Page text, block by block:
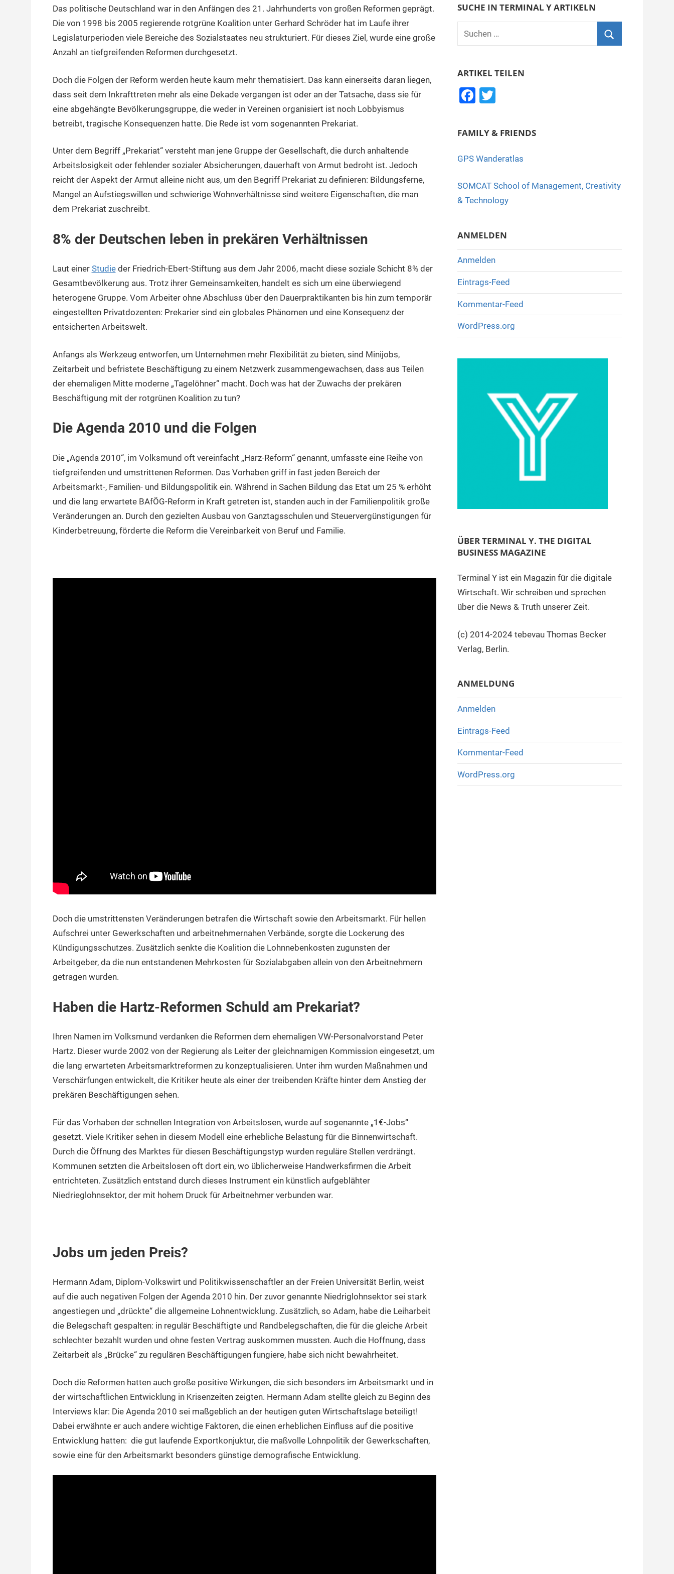
13.
November
2016
terminal-
y
Urbi
et
orbi
Das politische Deutschland war in den Anfängen des 21. Jahrhunderts von großen Reformen geprägt.
Die von 1998 bis 2005 regierende rotgrüne Koalition unter Gerhard Schröder hat im Laufe ihrer
Legislaturperioden viele Bereiche des Sozialstaates neu strukturiert. Für dieses Ziel, wurde eine große
Anzahl an tiefgreifenden Reformen durchgesetzt.
Doch die Folgen der Reform werden heute kaum mehr thematisiert. Das kann einerseits daran liegen,
dass seit dem Inkrafttreten mehr als eine Dekade vergangen ist oder an der Tatsache, dass sie für
eine abgehängte Bevölkerungsgruppe, die weder in Vereinen organisiert ist noch Lobbyismus
betreibt, tragische Konsequenzen hatte. Die Rede ist vom sogenannten Prekariat.
Unter dem Begriff „Prekariat“ versteht man jene Gruppe der Gesellschaft, die durch anhaltende
Arbeitslosigkeit oder fehlender sozialer Absicherungen, dauerhaft von Armut bedroht ist. Jedoch
reicht der Aspekt der Armut alleine nicht aus, um den Begriff Prekariat zu definieren: Bildungsferne,
Mangel an Aufstiegswillen und schwierige Wohnverhältnisse sind weitere Eigenschaften, die man
dem Prekariat zuschreibt.
8% der Deutschen leben in prekären Verhältnissen
Laut einer Studieder Friedrich-Ebert-Stiftung aus dem Jahr 2006, macht diese soziale Schicht 8% der
Gesamtbevölkerung aus. Trotz ihrer Gemeinsamkeiten, handelt es sich um eine überwiegend
heterogene Gruppe. Vom Arbeiter ohne Abschluss über den Dauerpraktikanten bis hin zum temporär
eingestellten Privatdozenten: Prekarier sind ein globales Phänomen und eine Konsequenz der
entsicherten Arbeitswelt.
Anfangs als Werkzeug entworfen, um Unternehmen mehr Flexibilität zu bieten, sind Minijobs,
Zeitarbeit und befristete Beschäftigung zu einem Netzwerk zusammengewachsen, dass aus Teilen
der ehemaligen Mitte moderne „Tagelöhner“ macht. Doch was hat der Zuwachs der prekären
Beschäftigung mit der rotgrünen Koalition zu tun?
Die Agenda 2010 und die Folgen
Die „Agenda 2010“, im Volksmund oft vereinfacht „Harz-Reform“ genannt, umfasste eine Reihe von
tiefgreifenden und umstrittenen Reformen. Das Vorhaben griff in fast jeden Bereich der
Arbeitsmarkt-, Familien- und Bildungspolitik ein. Während in Sachen Bildung das Etat um 25 % erhöht
und die lang erwartete BAfÖG-Reform in Kraft getreten ist, standen auch in der Familienpolitik große
Veränderungen an. Durch den gezielten Ausbau von Ganztagsschulen und Steuervergünstigungen für
Kinderbetreuung, förderte die Reform die Vereinbarkeit von Beruf und Familie.
Doch die umstrittensten Veränderungen betrafen die Wirtschaft sowie den Arbeitsmarkt. Für hellen
Aufschrei unter Gewerkschaften und arbeitnehmernahen Verbände, sorgte die Lockerung des
Kündigungsschutzes. Zusätzlich senkte die Koalition die Lohnnebenkosten zugunsten der
Arbeitgeber, da die nun entstandenen Mehrkosten für Sozialabgaben allein von den Arbeitnehmern
getragen wurden.
Haben die Hartz-Reformen Schuld am Prekariat?
Ihren Namen im Volksmund verdanken die Reformen dem ehemaligen VW-Personalvorstand Peter
Hartz. Dieser wurde 2002 von der Regierung als Leiter der gleichnamigen Kommission eingesetzt, um
die lang erwarteten Arbeitsmarktreformen zu konzeptualisieren. Unter ihm wurden Maßnahmen und
Verschärfungen entwickelt, die Kritiker heute als einer der treibenden Kräfte hinter dem Anstieg der
prekären Beschäftigungen sehen.
Für das Vorhaben der schnellen Integration von Arbeitslosen, wurde auf sogenannte „1€-Jobs“
gesetzt. Viele Kritiker sehen in diesem Modell eine erhebliche Belastung für die Binnenwirtschaft.
Durch die Öffnung des Marktes für diesen Beschäftigungstyp wurden reguläre Stellen verdrängt.
Kommunen setzten die Arbeitslosen oft dort ein, wo üblicherweise Handwerksfirmen die Arbeit
entrichteten. Zusätzlich entstand durch dieses Instrument ein künstlich aufgeblähter
Niedrieglohnsektor, der mit hohem Druck für Arbeitnehmer verbunden war.
Jobs um jeden Preis?
Hermann Adam, Diplom-Volkswirt und Politikwissenschaftler an der Freien Universität Berlin, weist
auf die auch negativen Folgen der Agenda 2010 hin. Der zuvor genannte Niedriglohnsektor sei stark
angestiegen und „drückte“ die allgemeine Lohnentwicklung. Zusätzlich, so Adam, habe die Leiharbeit
die Belegschaft gespalten: in regulär Beschäftigte und Randbelegschaften, die für die gleiche Arbeit
schlechter bezahlt wurden und ohne festen Vertrag auskommen mussten. Auch die Hoffnung, dass
Zeitarbeit als „Brücke“ zu regulären Beschäftigungen fungiere, habe sich nicht bewahrheitet.
Doch die Reformen hatten auch große positive Wirkungen, die sich besonders im Arbeitsmarkt und in
der wirtschaftlichen Entwicklung in Krisenzeiten zeigten. Hermann Adam stellte gleich zu Beginn des
Interviews klar: Die Agenda 2010 sei maßgeblich an der heutigen guten Wirtschaftslage beteiligt!
Dabei erwähnte er auch andere wichtige Faktoren, die einen erheblichen Einfluss auf die positive
Entwicklung hatten: die gut laufende Exportkonjuktur, die maßvolle Lohnpolitik der Gewerkschaften,
sowie eine für den Arbeitsmarkt besonders günstige demografische Entwicklung.
SUCHE IN TERMINAL Y ARTIKELN
Suchen
nach:
ARTIKEL TEILEN
F
c
b
o
k
T
tt
FAMILY & FRIENDS
GPS Wanderatlas
SOMCAT School of Management, Creativity
& Technology
ANMELDEN
Anmelden
Eintrags-Feed
Kommentar-Feed
WordPress.org
ÜBER TERMINAL Y. THE DIGITAL
BUSINESS MAGAZINE
Terminal Y ist ein Magazin für die digitale
Wirtschaft. Wir schreiben und sprechen
über die News & Truth unserer Zeit.
(c) 2014-2024 tebevau Thomas Becker
Verlag, Berlin.
ANMELDUNG
Anmelden
Eintrags-Feed
Kommentar-Feed
WordPress.org